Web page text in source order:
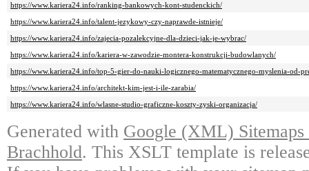
https://www.kariera24.info/ranking-bankowych-kont-studenckich/
https://www.kariera24.info/talent-jezykowy-czy-naprawde-istnieje/
https://www.kariera24.info/zajecia-pozalekcyjne-dla-dzieci-jak-je-wybrac/
https://www.kariera24.info/kariera-w-zawodzie-montera-konstrukcji-budowlanych/
https://www.kariera24.info/top-5-gier-do-nauki-logicznego-matematycznego-myslenia-od-
https://www.kariera24.info/architekt-kim-jest-i-ile-zarabia/
https://www.kariera24.info/wlasne-studio-graficzne-koszty-zyski-organizacja/
Generated with Google (XML)
Brachhold. This XSLT template is